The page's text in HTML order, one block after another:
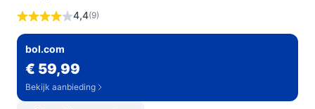
4,4(9)
bol.com
€ 59,99
Bekijk aanbieding